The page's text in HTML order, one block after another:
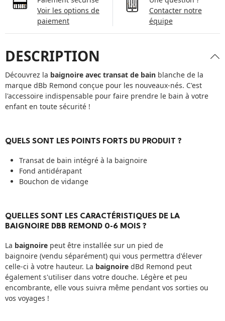
Voir les options de
paiement
Contacter notre
équipe
DESCRIPTION
Découvrez la baignoire avec transat de bain blanche de la
marque dBb Remond conçue pour les nouveaux-nés. C'est
l'accessoire indispensable pour faire prendre le bain à votre
enfant en toute sécurité !
QUELS SONT LES POINTS FORTS DU PRODUIT ?
Transat de bain intégré à la baignoire
Fond antidérapant
Bouchon de vidange
QUELLES SONT LES CARACTÉRISTIQUES DE LA
BAIGNOIRE DBB REMOND 0-6 MOIS ?
La baignoire peut être installée sur un pied de
baignoire (vendu séparément) qui vous permettra d'élever
celle-ci à votre hauteur. La baignoire dBd Remond peut
également s'utiliser dans votre douche. Légère et peu
encombrante, elle vous suivra même pendant vos sorties ou
vos voyages !